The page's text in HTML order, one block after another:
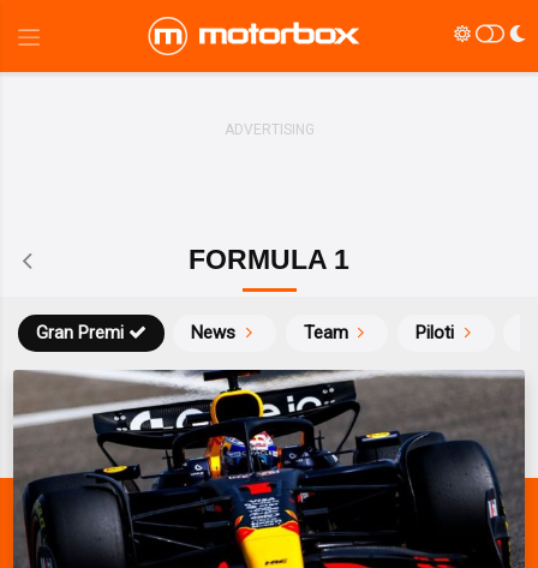
FORMULA 1
News
Gran Premi Team Piloti